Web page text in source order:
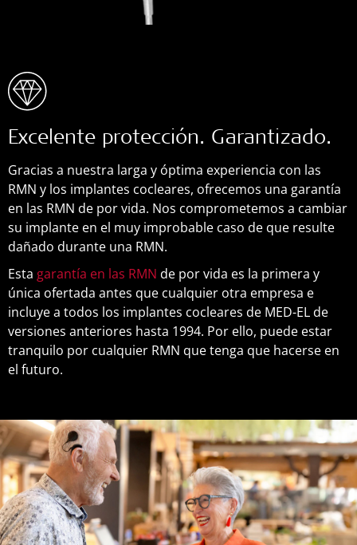
Excelente protección. Garantizado.
Gracias a nuestra larga y óptima experiencia con las
RMN y los implantes cocleares, ofrecemos una garantía
en las RMN de por vida. Nos comprometemos a cambiar
su implante en el muy improbable caso de que resulte
dañado durante una RMN.
Esta garantía en las RMN de por vida es la primera y
única ofertada antes que cualquier otra empresa e
incluye a todos los implantes cocleares de MED-EL de
versiones anteriores hasta 1994. Por ello, puede estar
tranquilo por cualquier RMN que tenga que hacerse en
el futuro.